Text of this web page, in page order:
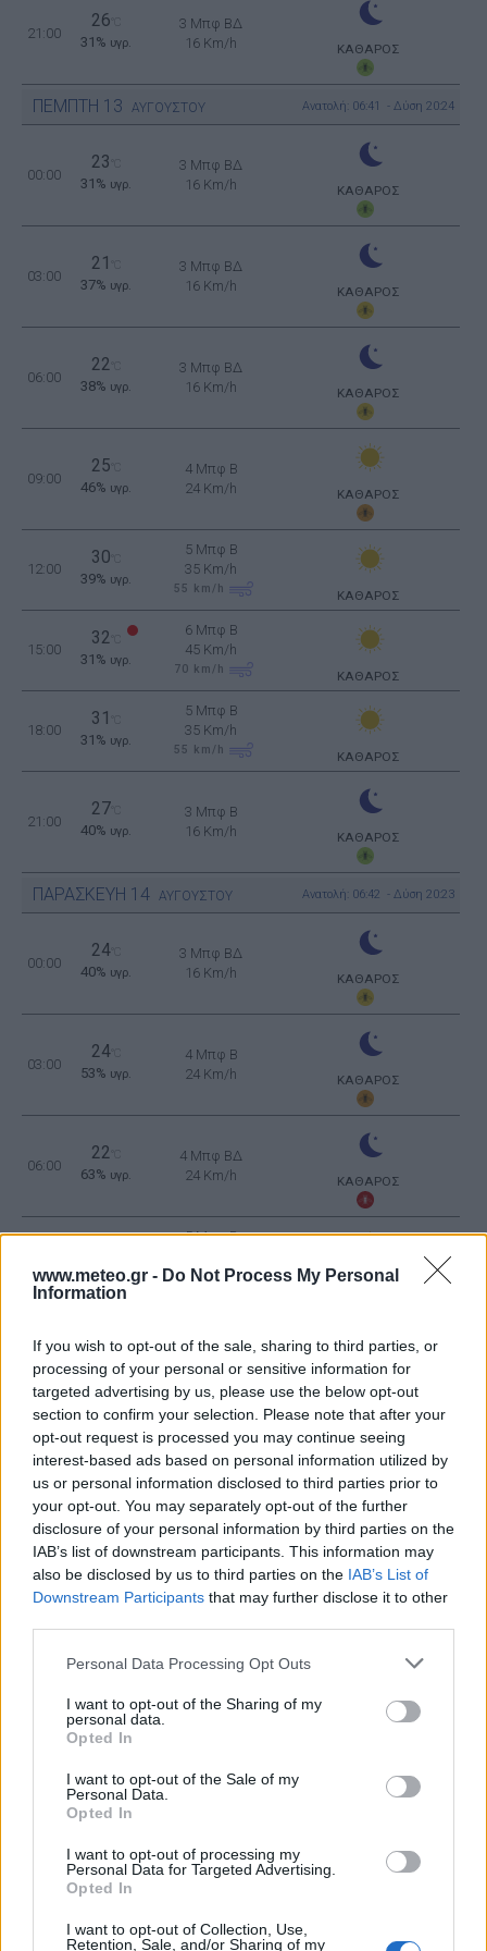
www.meteo.gr - Do Not Process My Personal
Information
If you wish to opt-out of the sale, sharing to third parties, or
processing of your personal or sensitive information for
targeted advertising by us, please use the below opt-out
section to confirm your selection. Please note that after your
opt-out request is processed you may continue seeing
interest-based ads based on personal information utilized by
us or personal information disclosed to third parties prior to
your opt-out. You may separately opt-out of the further
disclosure of your personal information by third parties on the
IAB’s list of downstream participants. This information may
also be disclosed by us to third parties on the IAB’s List of
Downstream Participants that may further disclose it to other
Personal Data Processing Opt Outs
I want to opt-out of the Sharing of my
personal data.
Opted In
I want to opt-out of the Sale of my
Personal Data.
Opted In
I want to opt-out of processing my
Personal Data for Targeted Advertising.
Opted In
I want to opt-out of Collection, Use,
Retention, Sale, and/or Sharing of my
21:00
26
31% υγρ.
3 Μπφ ΒΔ
16 Km/h
ΚΑΘΑΡΟΣ
ΠΕΜΠΤΗ 13 ΑΥΓΟΥΣΤΟΥ Ανατολή: 06:41 - Δύση 20:24
00:00
23
31% υγρ.
3 Μπφ ΒΔ
16 Km/h
ΚΑΘΑΡΟΣ
03:00
21
37% υγρ.
3 Μπφ ΒΔ
16 Km/h
ΚΑΘΑΡΟΣ
06:00
22
38% υγρ.
3 Μπφ ΒΔ
16 Km/h
ΚΑΘΑΡΟΣ
09:00
25
46% υγρ.
4 Μπφ B
24 Km/h
ΚΑΘΑΡΟΣ
12:00
30
39% υγρ.
5 Μπφ B
35 Km/h
55 km/h ΚΑΘΑΡΟΣ
15:00
32
31% υγρ.
6 Μπφ B
45 Km/h
70 km/h ΚΑΘΑΡΟΣ
18:00
31
31% υγρ.
5 Μπφ B
35 Km/h
55 km/h ΚΑΘΑΡΟΣ
21:00
27
40% υγρ.
3 Μπφ B
16 Km/h
ΚΑΘΑΡΟΣ
ΠΑΡΑΣΚΕΥΗ 14 ΑΥΓΟΥΣΤΟΥ Ανατολή: 06:42 - Δύση 20:23
00:00
24°C
40% υγρ.
3 Μπφ ΒΔ
16 Km/h
ΚΑΘΑΡΟΣ
03:00
24°C
53% υγρ.
4 Μπφ B
24 Km/h
ΚΑΘΑΡΟΣ
06:00
22
63% υγρ.
4 Μπφ ΒΔ
24 Km/h
ΚΑΘΑΡΟΣ
55%
5 Μπφ B
55 km/h ΚΑΘΑΡΟΣ
12:00
35% υγρ.
35 Km/h
55 km/h ΚΑΘΑΡΟΣ
15:00
5 Μπφ B
35 Km/h
55km/h ΚΑΘΑΡΟΣ
29°C
27%υγρ.
5 Μπφ B
55 km/h ΚΑΘΑΡΟΣ
21:00
25°C
35%υγρ.
4 Μπφ B
24 Km/h
ΚΑΘΑΡΟΣ
ΣΑΒΒΑΤΟ15 ΑΥΓΟΥΣΤΟΥ
22°C
46%υγρ.
16 Km/h
ΚΑΘΑΡΟΣ
20°C
3 Μπφ ΒΔ